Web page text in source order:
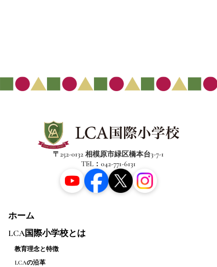
〒252-0132 相模原市緑区橋本台3-7-1
TEL：042-771-6131
ホーム
LCA国際小学校とは
教育理念と特徴
LCAの沿革